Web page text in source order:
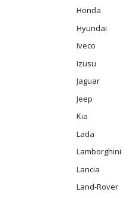
Honda
Hyundai
Iveco
Izusu
Jaguar
Jeep
Kia
Lada
Lamborghini
Lancia
Land-Rover